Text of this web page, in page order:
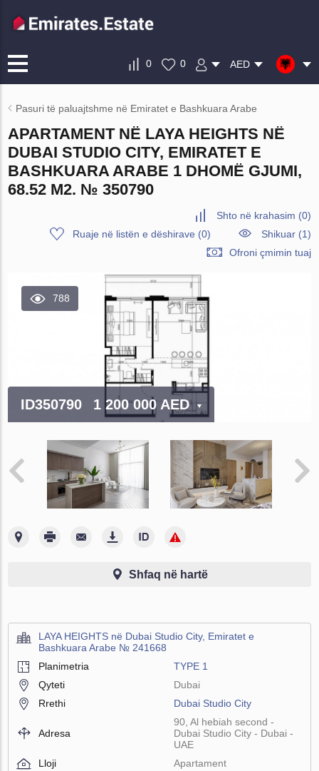
0 0 AED
Pasuri të paluajtshme në Emiratet e Bashkuara Arabe
APARTAMENT NË LAYA HEIGHTS NË
DUBAI STUDIO CITY, EMIRATET E
BASHKUARA ARABE 1 DHOMË GJUMI,
68.52 M2. № 350790
Shto në krahasim (0)
Ruaje në listën e dëshirave (0)
Shikuar (1)
Ofroni çmimin tuaj
788
ID350790 1 200 000 AED
Shfaq në hartë
LAYA HEIGHTS në Dubai Studio City, Emiratet e
Bashkuara Arabe № 241668
Planimetria
TYPE 1
Qyteti
Dubai
Rrethi
Dubai Studio City
Adresa
90, Al hebiah second -
Dubai Studio City - Dubai -
UAE
Lloji
Apartament